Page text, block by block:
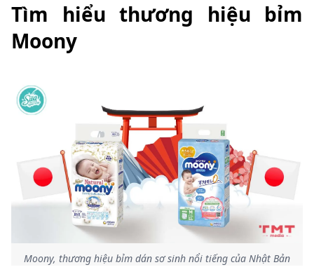
Tìm hiểu thương hiệu bỉm
Moony
Moony, thương hiệu bỉm dán sơ sinh nổi tiếng của Nhật Bản